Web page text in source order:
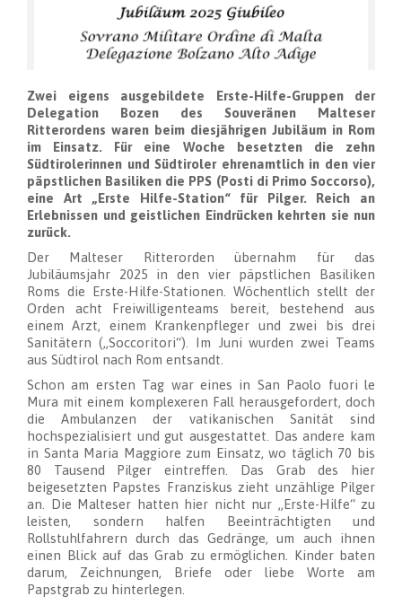
Zwei eigens ausgebildete Erste-Hilfe-Gruppen der
Delegation Bozen des Souveränen Malteser
Ritterordens waren beim diesjährigen Jubiläum in Rom
im Einsatz. Für eine Woche besetzten die zehn
Südtirolerinnen und Südtiroler ehrenamtlich in den vier
päpstlichen Basiliken die PPS (Posti di Primo Soccorso),
eine Art „Erste Hilfe-Station“ für Pilger. Reich an
Erlebnissen und geistlichen Eindrücken kehrten sie nun
zurück.
Der Malteser Ritterorden übernahm für das
Jubiläumsjahr 2025 in den vier päpstlichen Basiliken
Roms die Erste-Hilfe-Stationen. Wöchentlich stellt der
Orden acht Freiwilligenteams bereit, bestehend aus
einem Arzt, einem Krankenpfleger und zwei bis drei
Sanitätern („Soccoritori“). Im Juni wurden zwei Teams
aus Südtirol nach Rom entsandt.
Schon am ersten Tag war eines in San Paolo fuori le
Mura mit einem komplexeren Fall herausgefordert, doch
die Ambulanzen der vatikanischen Sanität sind
hochspezialisiert und gut ausgestattet. Das andere kam
in Santa Maria Maggiore zum Einsatz, wo täglich 70 bis
80 Tausend Pilger eintreffen. Das Grab des hier
beigesetzten Papstes Franziskus zieht unzählige Pilger
an. Die Malteser hatten hier nicht nur „Erste-Hilfe“ zu
leisten, sondern halfen Beeinträchtigten und
Rollstuhlfahrern durch das Gedränge, um auch ihnen
einen Blick auf das Grab zu ermöglichen. Kinder baten
darum, Zeichnungen, Briefe oder liebe Worte am
Papstgrab zu hinterlegen.